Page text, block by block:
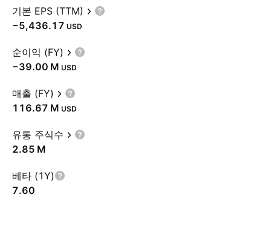
기본 EPS (TTM)
−5,436.17 USD
순이익 (FY)
‪−39.00 M‬ USD
매출 (FY)
‪116.67 M‬ USD
유통 주식수
‪2.85 M‬
베타 (1Y)
7.60